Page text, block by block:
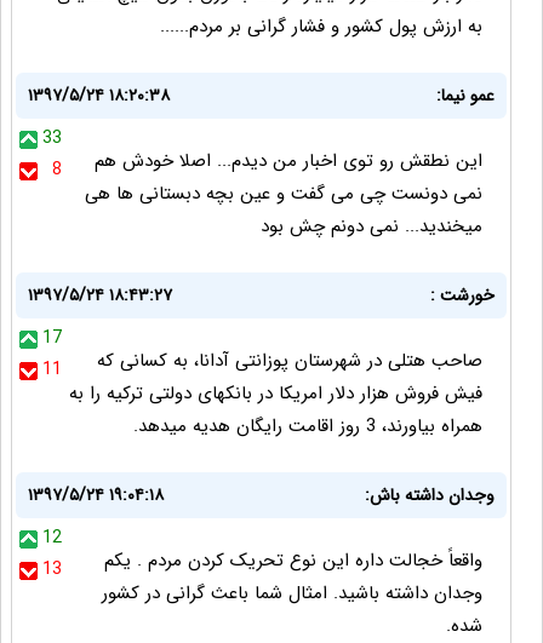
به ارزش پول کشور و فشار گرانی بر مردم......
عمو نیما:
۱۳۹۷/۵/۲۴ ۱۸:۲۰:۳۸
33
8
این نطقش رو توی اخبار من دیدم... اصلا خودش هم
نمی دونست چی می گفت و عین بچه دبستانی ها هی
میخندید... نمی دونم چش بود
خورشت :
۱۳۹۷/۵/۲۴ ۱۸:۴۳:۲۷
17
11
صاحب هتلی در شهرستان پوزانتی آدانا، به کسانی که
فیش فروش هزار دلار امریکا در بانکهای دولتی ترکیه را به
همراه بیاورند، 3 روز اقامت رایگان هدیه میدهد.
وجدان داشته باش:
۱۳۹۷/۵/۲۴ ۱۹:۰۴:۱۸
12
13
واقعاً خجالت داره این نوع تحریک کردن مردم . یکم
وجدان داشته باشید. امثال شما باعث گرانی در کشور
شده.